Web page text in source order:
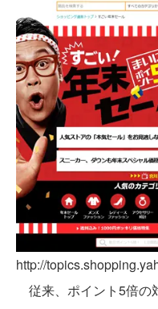
http://
従来、ポイント5倍の